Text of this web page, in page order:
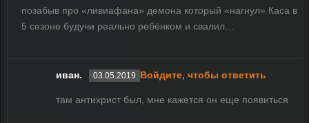
позабыв про «ливиафана» демона который «нагнул» Каса в
5 сезоне будучи реально ребёнком и свалил…
иван. 03.05.2019 Войдите, чтобы ответить
там антихрист был, мне кажется он еще появиться